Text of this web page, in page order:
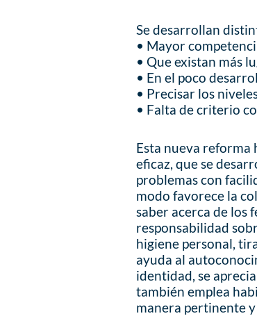
Se desarrollan
• Mayor
• Que existan más
• En el poco
• Precisar los
• Falta de criterio
Esta nueva reforma
eficaz, que se
problemas con
modo favorece la
saber acerca de los
responsabilidad
higiene personal,
ayuda al
identidad, se
también emplea
manera pertinente